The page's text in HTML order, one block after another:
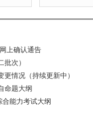
上确认通告
次）
情况（持续更新中）
命题大纲
能力考试大纲